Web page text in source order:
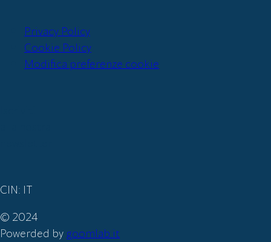
Privacy Policy
Cookie Policy
Modifica preferenze cookie
CIN: IT
© 2024
Powerded by goomlab.it